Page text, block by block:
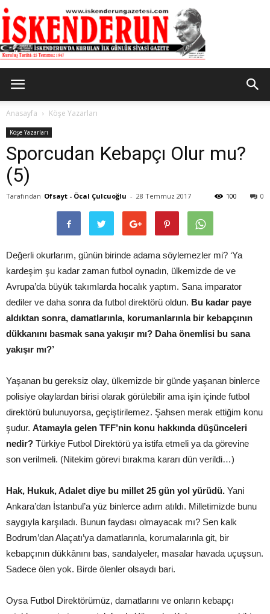
Gazetesi
Anasayfa Köşe Yazarları
Köşe Yazarları
Sporcudan Kebapçı Olur mu?
(5)
Tarafından Ofsayt - Öcal Çulcuoğlu - 28 Temmuz 2017 0
100
Değerli okurlarım, günün birinde adama söylemezler mi? ‘Ya
kardeşim şu kadar zaman futbol oynadın, ülkemizde de ve
Avrupa’da büyük takımlarda hocalık yaptım. Sana imparator
dediler ve daha sonra da futbol direktörü oldun. Bu kadar paye
aldıktan sonra, damatlarınla, korumanlarınla bir kebapçının
dükkanını basmak sana yakışır mı? Daha önemlisi bu sana
yakışır mı?’
Yaşanan bu gereksiz olay, ülkemizde bir günde yaşanan binlerce
polisiye olaylardan birisi olarak görülebilir ama işin içinde futbol
direktörü bulunuyorsa, geçiştirilemez. Şahsen merak ettiğim konu
şudur. Atamayla gelen TFF’nin konu hakkında düşünceleri
nedir? Türkiye Futbol Direktörü ya istifa etmeli ya da görevine
son verilmeli. (Nitekim görevi bırakma kararı dün verildi…)
Hak, Hukuk, Adalet diye bu millet 25 gün yol yürüdü. Yani
Ankara’dan İstanbul’a yüz binlerce adım atıldı. Milletimizde bunu
saygıyla karşıladı. Bunun faydası olmayacak mı? Sen kalk
Bodrum’dan Alaçatı’ya damatlarınla, korumalarınla git, bir
kebapçının dükkânını bas, sandalyeler, masalar havada uçuşsun.
Sadece ölen yok. Birde ölenler olsaydı bari.
Oysa Futbol Direktörümüz, damatlarını ve onların kebapçı